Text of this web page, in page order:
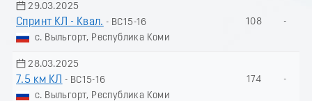
29.03.2025
Спринт КЛ - Квал. - ВС15-16
с. Выльгорт, Республика Коми
108 -
28.03.2025
7.5 км КЛ
- ВС15-16
с. Выльгорт, Республика Коми
174 -